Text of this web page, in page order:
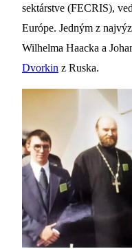
sektárstve (FECRIS),
Európe. Jedným z
Wilhelma Haacka a
Dvorkin z Ruska.